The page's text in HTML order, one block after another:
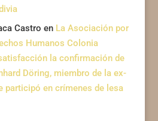
Castro en La Asociación por
Humanos Colonia
la confirmación de
Döring, miembro de la ex-
participó en crímenes de lesa